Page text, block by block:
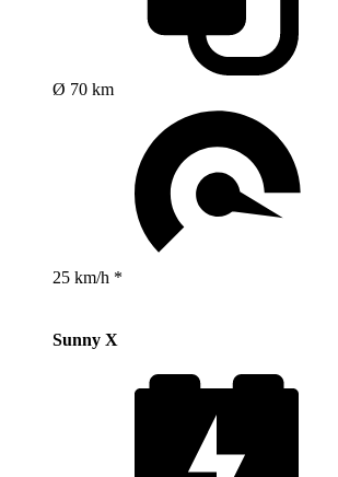
Ø 70 km
25 km/h *
Sunny X